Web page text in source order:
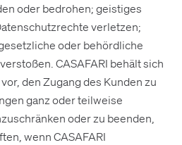
oder bedrohen; geistiges
verletzen;
oder behördliche
CASAFARI behält sich
den Zugang des Kunden zu
ganz oder teilweise
oder zu beenden,
wenn CASAFARI